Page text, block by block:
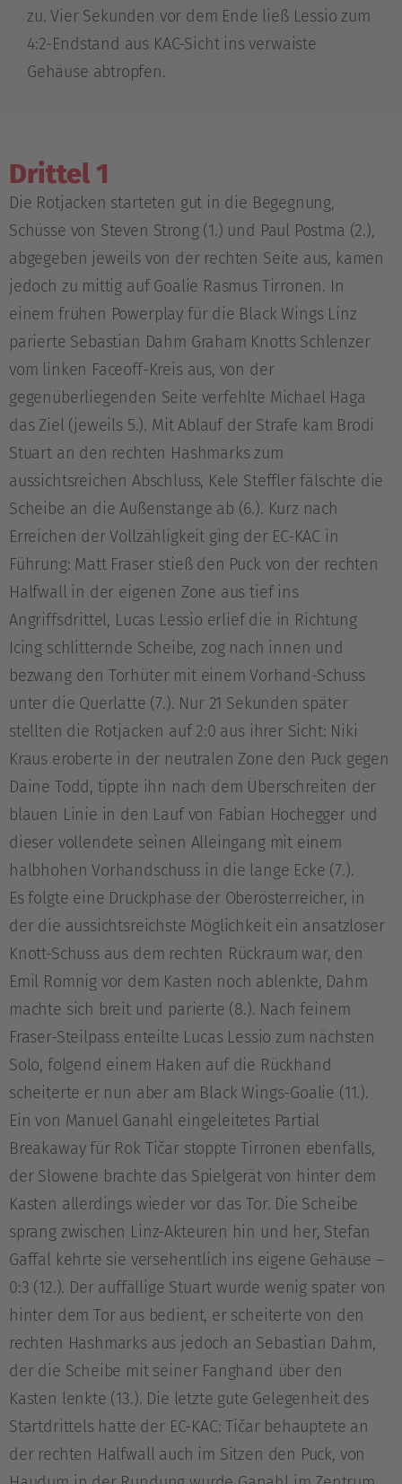
zu. Vier Sekunden vor dem Ende ließ Lessio zum
4:2-Endstand aus KAC-Sicht ins verwaiste
Gehäuse abtropfen.
Drittel 1
Die Rotjacken starteten gut in die Begegnung,
Schüsse von Steven Strong (1.) und Paul Postma (2.),
abgegeben jeweils von der rechten Seite aus, kamen
jedoch zu mittig auf Goalie Rasmus Tirronen. In
einem frühen Powerplay für die Black Wings Linz
parierte Sebastian Dahm Graham Knotts Schlenzer
vom linken Faceoff-Kreis aus, von der
gegenüberliegenden Seite verfehlte Michael Haga
das Ziel (jeweils 5.). Mit Ablauf der Strafe kam Brodi
Stuart an den rechten Hashmarks zum
aussichtsreichen Abschluss, Kele Steffler fälschte die
Scheibe an die Außenstange ab (6.). Kurz nach
Erreichen der Vollzähligkeit ging der EC-KAC in
Führung: Matt Fraser stieß den Puck von der rechten
Halfwall in der eigenen Zone aus tief ins
Angriffsdrittel, Lucas Lessio erlief die in Richtung
Icing schlitternde Scheibe, zog nach innen und
bezwang den Torhüter mit einem Vorhand-Schuss
unter die Querlatte (7.). Nur 21 Sekunden später
stellten die Rotjacken auf 2:0 aus ihrer Sicht: Niki
Kraus eroberte in der neutralen Zone den Puck gegen
Daine Todd, tippte ihn nach dem Überschreiten der
blauen Linie in den Lauf von Fabian Hochegger und
dieser vollendete seinen Alleingang mit einem
halbhohen Vorhandschuss in die lange Ecke (7.).
Es folgte eine Druckphase der Oberösterreicher, in
der die aussichtsreichste Möglichkeit ein ansatzloser
Knott-Schuss aus dem rechten Rückraum war, den
Emil Romnig vor dem Kasten noch ablenkte, Dahm
machte sich breit und parierte (8.). Nach feinem
Fraser-Steilpass enteilte Lucas Lessio zum nächsten
Solo, folgend einem Haken auf die Rückhand
scheiterte er nun aber am Black Wings-Goalie (11.).
Ein von Manuel Ganahl eingeleitetes Partial
Breakaway für Rok Tičar stoppte Tirronen ebenfalls,
der Slowene brachte das Spielgerät von hinter dem
Kasten allerdings wieder vor das Tor. Die Scheibe
sprang zwischen Linz-Akteuren hin und her, Stefan
Gaffal kehrte sie versehentlich ins eigene Gehäuse –
0:3 (12.). Der auffällige Stuart wurde wenig später von
hinter dem Tor aus bedient, er scheiterte von den
rechten Hashmarks aus jedoch an Sebastian Dahm,
der die Scheibe mit seiner Fanghand über den
Kasten lenkte (13.). Die letzte gute Gelegenheit des
Startdrittels hatte der EC-KAC: Tičar behauptete an
der rechten Halfwall auch im Sitzen den Puck, von